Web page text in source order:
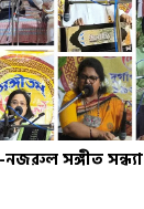
সঙ্গীত সন্ধ্যা